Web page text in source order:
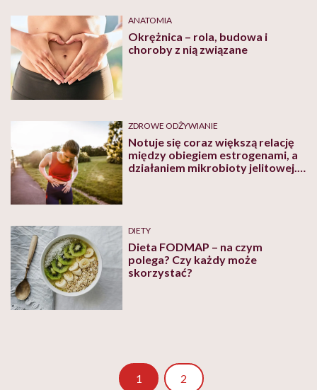
ANATOMIA
Okrężnica – rola, budowa i
choroby z nią związane
ZDROWE ODŻYWIANIE
Notuje się coraz większą relację
między obiegiem estrogenami, a
działaniem mikrobioty jelitowej.
DIETY
Dieta FODMAP – na czym
polega? Czy każdy może
skorzystać?
1 Strona
2